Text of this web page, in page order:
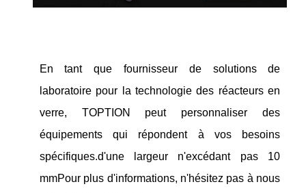
En tant que fournisseur de solutions de
laboratoire pour la technologie des réacteurs en
verre, TOPTION peut personnaliser des
équipements qui répondent à vos besoins
spécifiques.d'une largeur n'excédant pas 10
mmPour plus d'informations, n'hésitez pas à nous